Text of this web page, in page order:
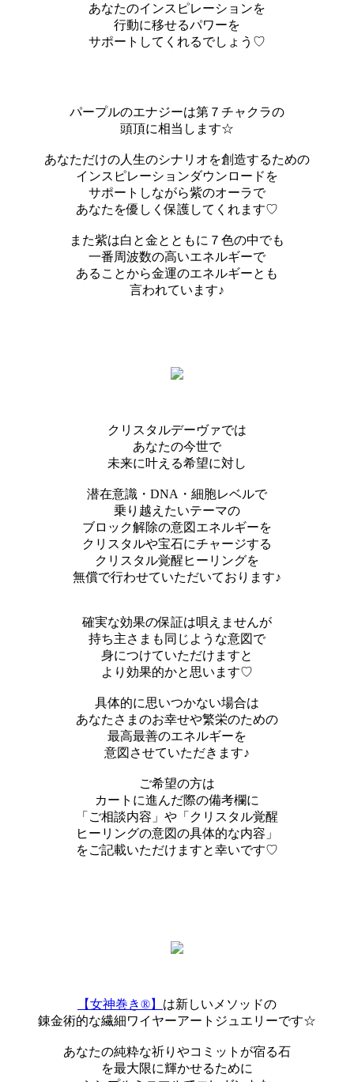
あなたのインスピレーションを
行動に移せるパワーを
サポートしてくれるでしょう♡
パープルのエナジーは第７チャクラの
頭頂に相当します☆
あなただけの人生のシナリオを創造するための
インスピレーションダウンロードを
サポートしながら紫のオーラで
あなたを優しく保護してくれます♡
また紫は白と金とともに７色の中でも
一番周波数の高いエネルギーで
あることから金運のエネルギーとも
言われています♪
クリスタルデーヴァでは
あなたの今世で
未来に叶える希望に対し
潜在意識・DNA・細胞レベルで
乗り越えたいテーマの
ブロック解除の意図エネルギーを
クリスタルや宝石にチャージする
クリスタル覚醒ヒーリングを
無償で行わせていただいております♪
確実な効果の保証は唄えませんが
持ち主さまも同じような意図で
身につけていただけますと
より効果的かと思います♡
具体的に思いつかない場合は
あなたさまのお幸せや繁栄のための
最高最善のエネルギーを
意図させていただきます♪
ご希望の方は
カートに進んだ際の備考欄に
「ご相談内容」や「クリスタル覚醒
ヒーリングの意図の具体的な内容」
をご記載いただけますと幸いです♡
【女神巻き®】 は新しいメソッドの
錬金術的な繊細ワイヤーアートジュエリーです☆
あなたの純粋な祈りやコミットが宿る石
を最大限に輝かせるために